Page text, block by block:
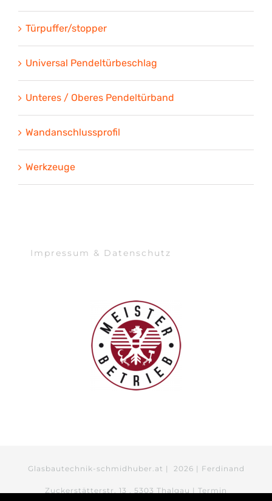
Türpuffer/stopper
Universal Pendeltürbeschlag
Unteres / Oberes Pendeltürband
Wandanschlussprofil
Werkzeuge
Impressum & Datenschutz
Glasbautechnik-schmidhuber.at | 2026 | Ferdinand
Zuckerstätterstr. 13 . 5303 Thalgau | Termin